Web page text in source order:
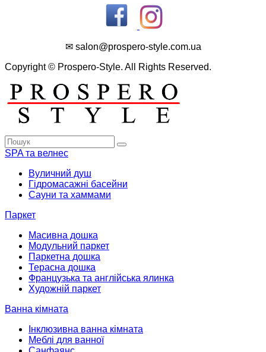
✉ salon@prospero-style.com.ua
Copyright © Prospero-Style. All Rights Reserved.
SPA та велнес
Вуличний душ
Гідромасажні басейни
Сауни та хаммами
Паркет
Масивна дошка
Модульний паркет
Паркетна дошка
Терасна дошка
Французька та англійська ялинка
Художній паркет
Ванна кімната
Інклюзивна ванна кімната
Меблі для ванної